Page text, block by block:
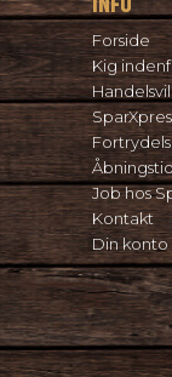
Forside
Kig
Job hos
Kontakt
Din konto